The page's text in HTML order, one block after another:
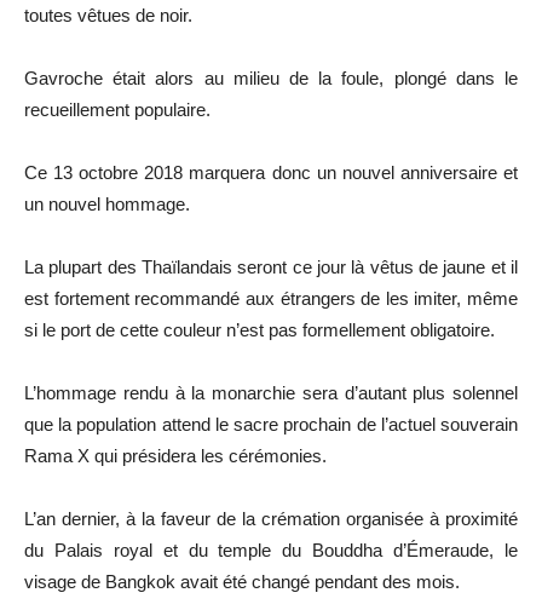
toutes vêtues de noir.
Gavroche était alors au milieu de la foule, plongé dans le
recueillement populaire.
Ce 13 octobre 2018 marquera donc un nouvel anniversaire et
un nouvel hommage.
La plupart des Thaïlandais seront ce jour là vêtus de jaune et il
est fortement recommandé aux étrangers de les imiter, même
si le port de cette couleur n’est pas formellement obligatoire.
L’hommage rendu à la monarchie sera d’autant plus solennel
que la population attend le sacre prochain de l’actuel souverain
Rama X qui présidera les cérémonies.
L’an dernier, à la faveur de la crémation organisée à proximité
du Palais royal et du temple du Bouddha d’Émeraude, le
visage de Bangkok avait été changé pendant des mois.